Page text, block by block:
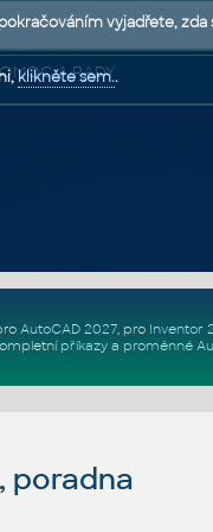
A RADY
AutoCAD 2027, pro Inventor
příkazya proměnné
poradna
vyjadřete,
klikněte sem..